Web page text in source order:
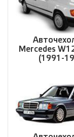
Mercedes
(1991-